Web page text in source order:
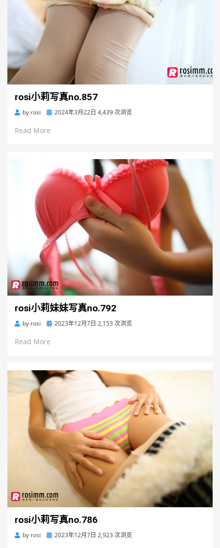
rosi小莉写真no.857
by rosi
Posted2024年3月22日 4,439 次浏览
Read More
rosi小莉妹妹写真no.792
by rosi
Posted2023年12月7日 2,153 次浏览
Read More
rosi小莉写真no.786
by rosi
Posted2023年12月7日 2,923 次浏览